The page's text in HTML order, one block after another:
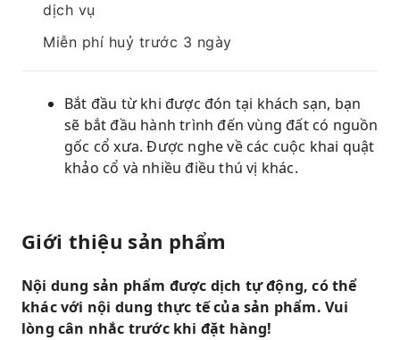
dịch vụ
Miễn phí huỷ trước 3 ngày
Bắt đầu từ khi được đón tại khách sạn, bạn
sẽ bắt đầu hành trình đến vùng đất có nguồn
gốc cổ xưa. Được nghe về các cuộc khai quật
khảo cổ và nhiều điều thú vị khác.
Giới thiệu sản phẩm
Nội dung sản phẩm được dịch tự động, có thể
khác với nội dung thực tế của sản phẩm. Vui
lòng cân nhắc trước khi đặt hàng!